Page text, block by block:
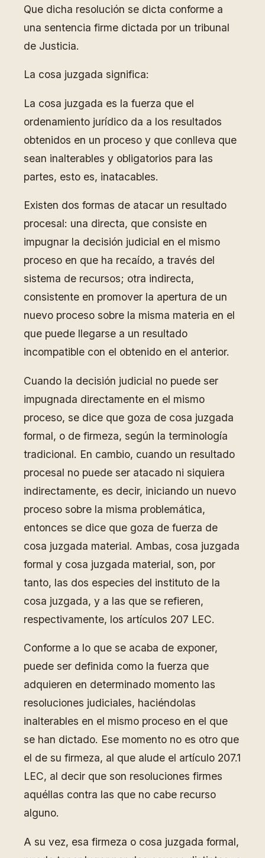
Que dicha resolución se dicta conforme a
una sentencia firme dictada por un tribunal
de Justicia.
La cosa juzgada significa:
La cosa juzgada es la fuerza que el
ordenamiento jurídico da a los resultados
obtenidos en un proceso y que conlleva que
sean inalterables y obligatorios para las
partes, esto es, inatacables.
Existen dos formas de atacar un resultado
procesal: una directa, que consiste en
impugnar la decisión judicial en el mismo
proceso en que ha recaído, a través del
sistema de recursos; otra indirecta,
consistente en promover la apertura de un
nuevo proceso sobre la misma materia en el
que puede llegarse a un resultado
incompatible con el obtenido en el anterior.
Cuando la decisión judicial no puede ser
impugnada directamente en el mismo
proceso, se dice que goza de cosa juzgada
formal, o de firmeza, según la terminología
tradicional. En cambio, cuando un resultado
procesal no puede ser atacado ni siquiera
indirectamente, es decir, iniciando un nuevo
proceso sobre la misma problemática,
entonces se dice que goza de fuerza de
cosa juzgada material. Ambas, cosa juzgada
formal y cosa juzgada material, son, por
tanto, las dos especies del instituto de la
cosa juzgada, y a las que se refieren,
respectivamente, los artículos 207 LEC.
Conforme a lo que se acaba de exponer,
puede ser definida como la fuerza que
adquieren en determinado momento las
resoluciones judiciales, haciéndolas
inalterables en el mismo proceso en el que
se han dictado. Ese momento no es otro que
el de su firmeza, al que alude el artículo 207.1
LEC, al decir que son resoluciones firmes
aquéllas contra las que no cabe recurso
alguno.
A su vez, esa firmeza o cosa juzgada formal,